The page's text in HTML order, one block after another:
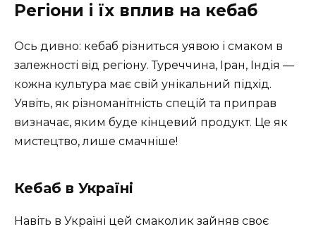
Регіони і їх вплив на кебаб
Ось дивно: кебаб різниться уявою і смаком в
залежності від регіону. Туреччина, Іран, Індія —
кожна культура має свій унікальний підхід.
Уявіть, як різноманітність спецій та приправ
визначає, яким буде кінцевий продукт. Це як
мистецтво, лише смачніше!
Кебаб в Україні
Навіть в Україні цей смаколик зайняв своє